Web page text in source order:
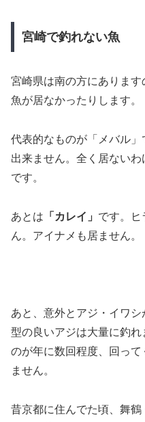
宮崎で釣れない魚
宮崎県は南の方にありま
魚が居なかったりします。
代表的なものが「メバル
出来ません。全く居ない
です。
あとは 「カレイ」 です。ヒ
ん。アイナメも居ません。
あと、意外とアジ・イワ
型の良いアジは大量に釣
のが年に数回程度、回っ
ません。
昔京都に住んでた頃、舞